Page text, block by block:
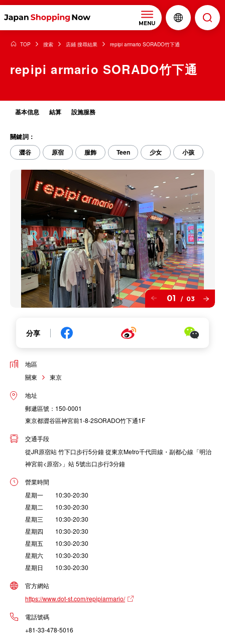
MENU
TOP 搜索 店鋪 搜尋結果 repipi armario SORADO竹下通
repipi armario SORADO竹下通
基本信息 結算 設施服務
關鍵詞：
澀谷
原宿 服飾 Teen 少女 小孩
01 / 03
分享
地區
關東
東京
地址
郵遞區號：150-0001
東京都澀谷區神宮前1-8-2SORADO竹下通1F
交通手段
從JR原宿站 竹下口步行5分鐘 從東京Metro千代田線・副都心線「明治
神宮前<原宿>」站 5號出口步行3分鐘
營業時間
星期一 10:30-20:30
星期二 10:30-20:30
星期三 10:30-20:30
星期四 10:30-20:30
星期五 10:30-20:30
星期六 10:30-20:30
星期日 10:30-20:30
官方網站
https://www.dot-st.com/repipiarmario/
電話號碼
+81-33-478-5016